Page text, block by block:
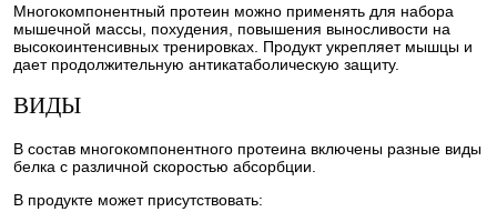
Многокомпонентный протеин можно применять для набора
мышечной массы, похудения, повышения выносливости на
высокоинтенсивных тренировках. Продукт укрепляет мышцы и
дает продолжительную антикатаболическую защиту.
ВИДЫ
В состав многокомпонентного протеина включены разные виды
белка с различной скоростью абсорбции.
В продукте может присутствовать: